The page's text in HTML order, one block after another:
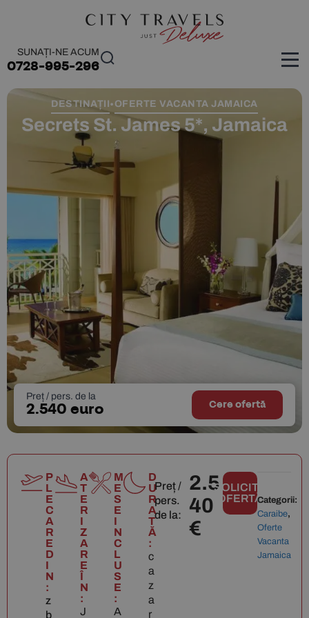
SUNAȚI-NE ACUM
0728-995-296
DESTINAȚII • OFERTE VACANTA JAMAICA
Secrets St. James 5*, Jamaica
Preț / pers. de la
2.540 euro Cere ofertă
P
L
E
C
A
R
E
D
I
N
:
z
b
A
T
E
R
I
Z
A
R
E
Î
N
:
J
M
E
S
E
I
N
C
L
U
S
E
:
A
D
U
R
A
T
Ă
:
c
a
z
a
r
Preț /
pers.
de la:
2.5
40
€
SOLICITĂ
OFERTĂCategorii:
Caraibe,
Oferte
Vacanta
Jamaica